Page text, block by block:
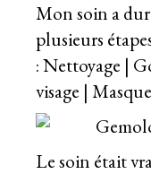
Mon soin a
plusieurs
: Nettoyage |
visage |
Le soin était